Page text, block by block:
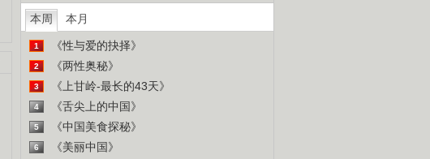
本周 本月
1 《性与爱的抉择》
2 《两性奥秘》
3 《上甘岭-最长的43天》
4 《舌尖上的中国》
5 《中国美食探秘》
6 《美丽中国》